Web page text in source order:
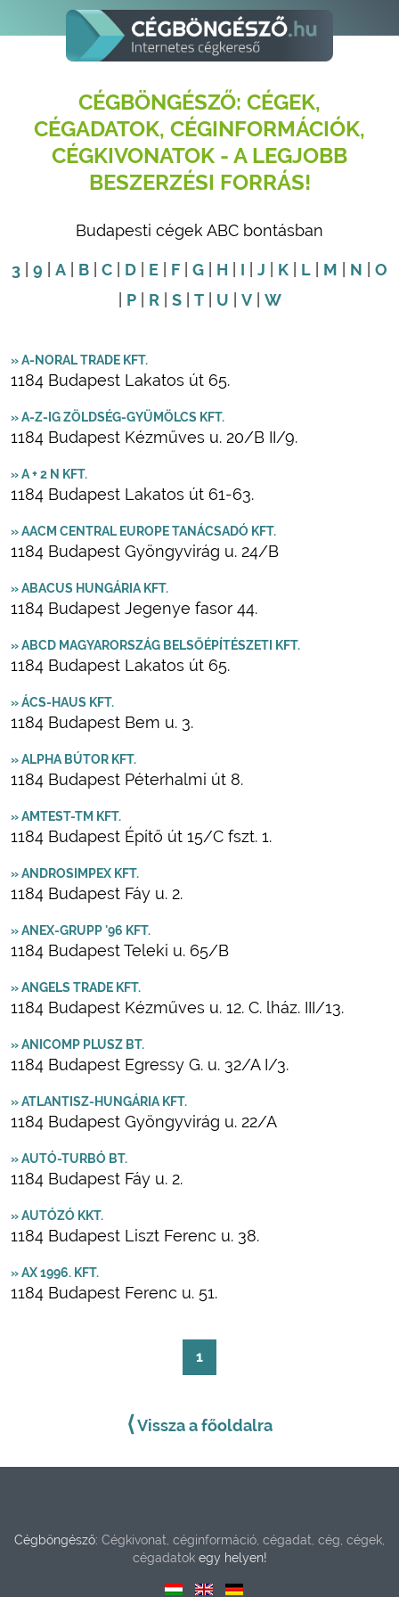
CÉGBÖNGÉSZŐ: CÉGEK,
CÉGADATOK, CÉGINFORMÁCIÓK,
CÉGKIVONATOK - A LEGJOBB
BESZERZÉSI FORRÁS!
Budapesti cégek ABC bontásban
3 9 A B C D E F G H I J K L M N
O
P| R S| T| U V| W
» A-NORAL TRADE KFT.
1184 Budapest Lakatos út 65.
» A-Z-IG ZÖLDSÉG-GYÜMÖLCS KFT.
1184 Budapest Kézműves u. 20/B II/9.
» A + 2 N KFT.
1184 Budapest Lakatos út 61-63.
» AACM CENTRAL EUROPE TANÁCSADÓ KFT.
1184 Budapest Gyöngyvirág u. 24/B
» ABACUS HUNGÁRIA KFT.
1184 Budapest Jegenye fasor 44.
» ABCD MAGYARORSZÁG BELSŐÉPÍTÉSZETI KFT.
1184 Budapest Lakatos út 65.
» ÁCS-HAUS KFT.
1184 Budapest Bem u. 3.
» ALPHA BÚTOR KFT.
1184 Budapest Péterhalmi út 8.
» AMTEST-TM KFT.
1184 Budapest Építő út 15/C fszt. 1.
» ANDROSIMPEX KFT.
1184 Budapest Fáy u. 2.
» ANEX-GRUPP '96 KFT.
1184 Budapest Teleki u. 65/B
» ANGELS TRADE KFT.
1184 Budapest Kézműves u. 12. C. lház. III/13.
» ANICOMP PLUSZ BT.
1184 Budapest Egressy G. u. 32/A I/3.
» ATLANTISZ-HUNGÁRIA KFT.
1184 Budapest Gyöngyvirág u. 22/A
» AUTÓ-TURBÓ BT.
1184 Budapest Fáy u. 2.
» AUTÓZÓ KKT.
1184 Budapest Liszt Ferenc u. 38.
» AX 1996. KFT.
1184 Budapest Ferenc u. 51.
1
⟨Vissza a főoldalra
Cégböngésző: Cégkivonat, céginformáció, cégadat, cég, cégek,
cégadatokegy helyen!